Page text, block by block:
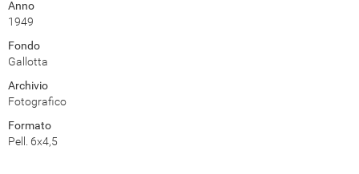
Anno
1949
Fondo
Gallotta
Archivio
Fotografico
Formato
Pell. 6x4,5